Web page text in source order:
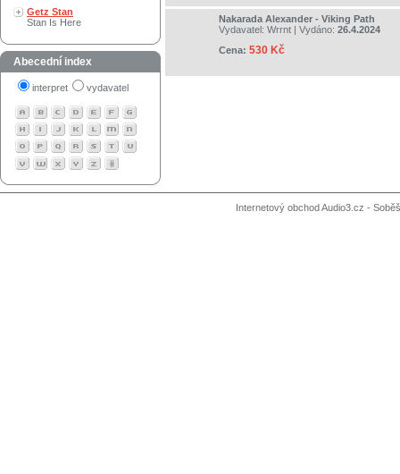
Getz Stan
Stan Is Here
Abecední index
interpret vydavatel
Nakarada Alexander - Viking Path
Vydavatel: Wrrnt | Vydáno: 26.4.2024
Cena: 530 Kč
Internetový obchod Audio3.cz -